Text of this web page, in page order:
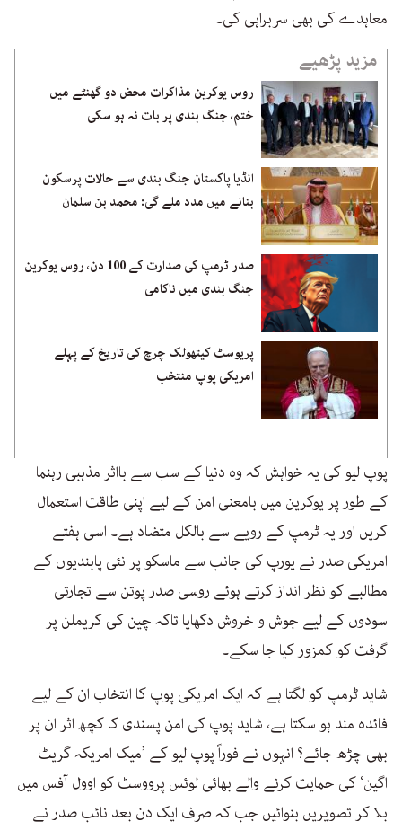
معاہدے کی بھی سربراہی کی۔
مزید پڑھیے
روس یوکرین مذاکرات محض دو گھنٹے میں
ختم، جنگ بندی پر بات نہ ہو سکی
انڈیا پاکستان جنگ بندی سے حالات پرسکون
بنانے میں مدد ملے گی: محمد بن سلمان
صدر ٹرمپ کی صدارت کے 100 دن، روس یوکرین
جنگ بندی میں ناکامی
پریوسٹ کیتھولک چرچ کی تاریخ کے پہلے
امریکی پوپ منتخب
پوپ لیو کی یہ خواہش کہ وہ دنیا کے سب سے بااثر مذہبی رہنما
کے طور پر یوکرین میں بامعنی امن کے لیے اپنی طاقت استعمال
کریں اور یہ ٹرمپ کے رویے سے بالکل متضاد ہے۔ اسی ہفتے
امریکی صدر نے یورپ کی جانب سے ماسکو پر نئی پابندیوں کے
مطالبے کو نظر انداز کرتے ہوئے روسی صدر پوتن سے تجارتی
سودوں کے لیے جوش و خروش دکھایا تاکہ چین کی کریملن پر
گرفت کو کمزور کیا جا سکے۔
شاید ٹرمپ کو لگتا ہے کہ ایک امریکی پوپ کا انتخاب ان کے لیے
فائدہ مند ہو سکتا ہے، شاید پوپ کی امن پسندی کا کچھ اثر ان پر
بھی چڑھ جائے؟ انہوں نے فوراً پوپ لیو کے ’میک امریکہ گریٹ
اگین‘ کی حمایت کرنے والے بھائی لوئس پرووسٹ کو اوول آفس میں
بلا کر تصویریں بنوائیں جب کہ صرف ایک دن بعد نائب صدر نے